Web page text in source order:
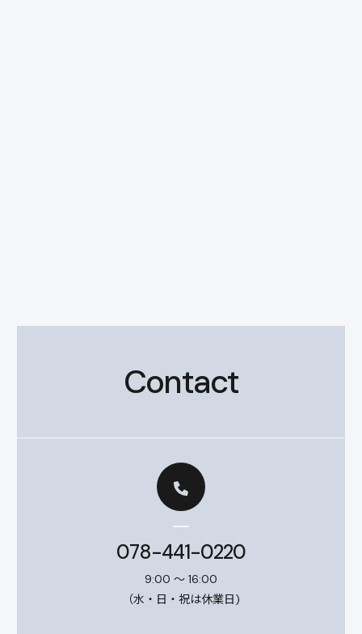
Contact
078-441-0220
9:00 ～ 16:00
（水・日・祝は休業日)